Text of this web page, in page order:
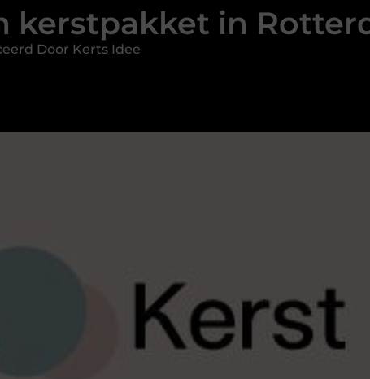
kerstpakket in
Door Kerts Idee